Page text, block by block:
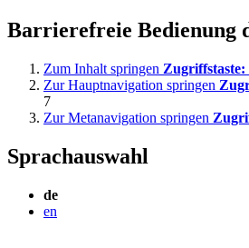
Barrierefreie Bedienung
Zum Inhalt springen Zugriffstaste:
Zur Hauptnavigation springen
7
Zur Metanavigation springen
Sprachauswahl
de
en